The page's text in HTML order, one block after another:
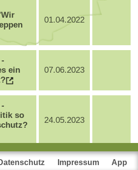
01.04.2022
ein
07.06.2023
so
24.05.2023
Impressum App